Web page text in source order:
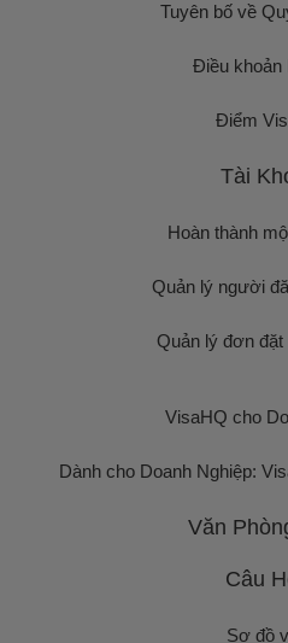
Tuyên bố về
Điều khoản
Điểm
Tài
Hoàn thành
Quản lý người
Quản lý đơn đặt
VisaHQ cho
Dành cho Doanh Nghiệp:
Văn
Câu
Sơ đồ